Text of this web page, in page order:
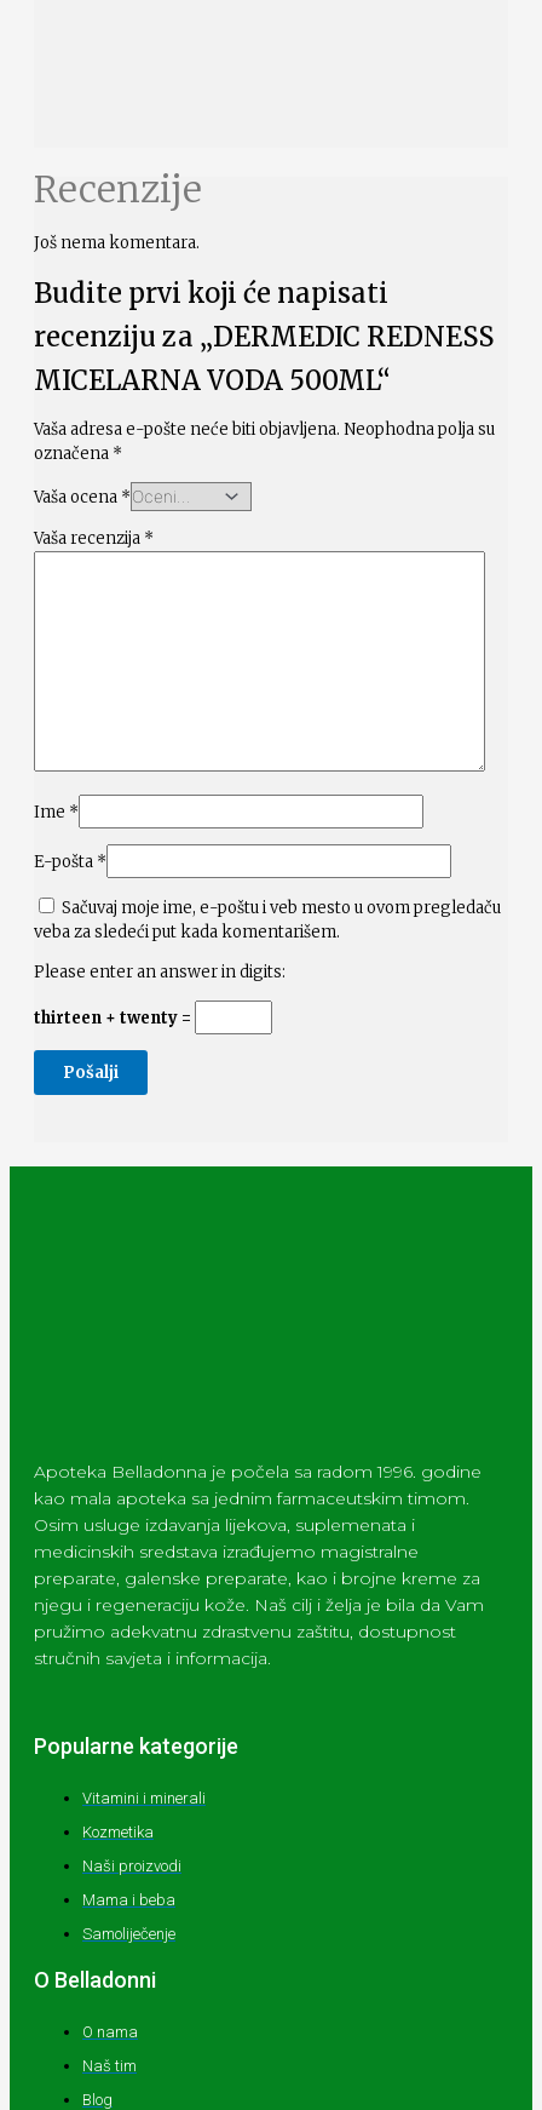
Recenzije
Još nema komentara.
Budite prvi koji će napisati
recenziju za „DERMEDIC REDNESS
MICELARNA VODA 500ML“
Vaša adresa e-pošte neće biti objavljena. Neophodna polja su
označena *
Vaša ocena *
Vaša recenzija *
Ime *
E-pošta *
Sačuvaj moje ime, e-poštu i veb mesto u ovom pregledaču
veba za sledeći put kada komentarišem.
Please enter an answer in digits:
thirteen + twenty =
Apoteka Belladonna je počela sa radom 1996. godine
kao mala apoteka sa jednim farmaceutskim timom.
Osim usluge izdavanja lijekova, suplemenata i
medicinskih sredstava izrađujemo magistralne
preparate, galenske preparate, kao i brojne kreme za
njegu i regeneraciju kože. Naš cilj i želja je bila da Vam
pružimo adekvatnu zdrastvenu zaštitu, dostupnost
stručnih savjeta i informacija.
Popularne kategorije
Vitamini i minerali
Kozmetika
Naši proizvodi
Mama i beba
Samoliječenje
O Belladonni
O nama
Naš tim
Blog